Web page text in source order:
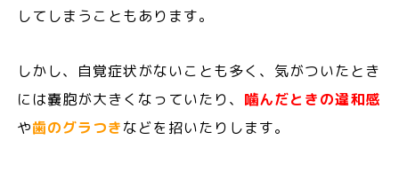
してしまうこともあります。
しかし、自覚症状がないことも多く、気がついたとき
には嚢胞が大きくなっていたり、 噛んだときの違和感
や歯のグラつきなどを招いたりします。